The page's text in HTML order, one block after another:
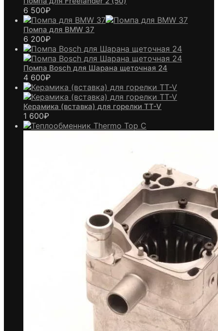
6 500₽
Помпа для BMW 37
6 200₽
Помпа Bosch для Шарана щеточная 24
4 600₽
Керамика (вставка) для горелки TT-V
1 600₽